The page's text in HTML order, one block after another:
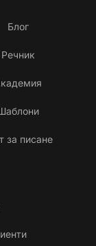
Блог
Речник
за писане